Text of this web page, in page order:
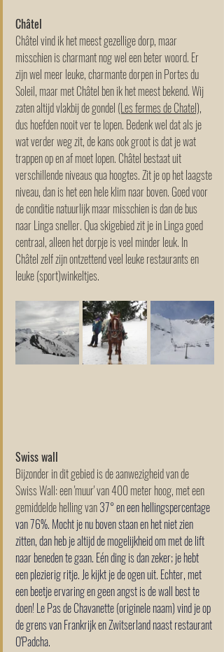
Châtel
Châtel vind ik het meest gezellige dorp, maar
misschien is charmant nog wel een beter woord. Er
zijn wel meer leuke, charmante dorpen in Portes du
Soleil, maar met Châtel ben ik het meest bekend. Wij
zaten altijd vlakbij de gondel (Les fermes de Chatel),
dus hoefden nooit ver te lopen. Bedenk wel dat als je
wat verder weg zit, de kans ook groot is dat je wat
trappen op en af moet lopen. Châtel bestaat uit
verschillende niveaus qua hoogtes. Zit je op het laagste
niveau, dan is het een hele klim naar boven. Goed voor
de conditie natuurlijk maar misschien is dan de bus
naar Linga sneller. Qua skigebied zit je in Linga goed
centraal, alleen het dorpje is veel minder leuk. In
Châtel zelf zijn ontzettend veel leuke restaurants en
leuke (sport)winkeltjes.
Swiss wall
Bijzonder in dit gebied is de aanwezigheid van de
Swiss Wall: een 'muur' van 400 meter hoog, met een
gemiddelde helling van 37° en een hellingspercentage
van 76%. Mocht je nu boven staan en het niet zien
zitten, dan heb je altijd de mogelijkheid om met de lift
naar beneden te gaan. Eén ding is dan zeker; je hebt
een plezierig ritje. Je kijkt je de ogen uit. Echter, met
een beetje ervaring en geen angst is de wall best te
doen! Le Pas de Chavanette (originele naam) vind je op
de grens van Frankrijk en Zwitserland naast restaurant
O'Padcha.